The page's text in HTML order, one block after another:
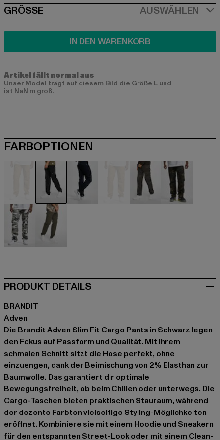
SIZE
GRÖSSE AUSWÄHLEN
IN DEN WARENKORB
Artikel fällt normal aus
Unser Model trägt auf diesem Bild die Größe L und
ist NaN m groß.
FARBOPTIONEN
beige schwarz
PRODUKT DETAILS
BRANDIT
Adven
Die Brandit Adven Slim Fit Cargo Pants in Schwarz legen
den Fokus auf Passform und Qualität. Mit ihrem
schmalen Schnitt sitzt die Hose perfekt, ohne
einzuengen, dank der Beimischung von 2% Elasthan zur
Baumwolle. Das garantiert dir optimale
Bewegungsfreiheit, ob beim Chillen oder unterwegs. Die
Cargo-Taschen bieten praktischen Stauraum, während
der dezente Farbton vielseitige Styling-Möglichkeiten
eröffnet. Kombiniere sie mit einem Hoodie und Sneakern
für den entspannten Street-Look oder mit einem Clean-